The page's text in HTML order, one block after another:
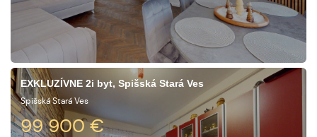
EXKLUZÍVNE 2i byt, Spišská Stará Ves
Spišská Stará Ves
99 900€